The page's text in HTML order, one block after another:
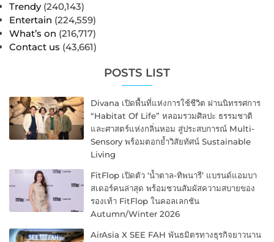
Trendy (240,143)
Entertain (224,559)
What’s on (216,717)
Contact us (43,661)
POSTS LIST
Divana เปิดพื้นที่แห่งการใช้ชีวิต ผ่านนิทรรศการ
“Habitat Of Life” หลอมรวมศิลปะ ธรรมชาติ
และศาสตร์แห่งกลิ่นหอม สู่ประสบการณ์ Multi-
Sensory พร้อมตอกย้ำวิสัยทัศน์ Sustainable
Living
FitFlop เปิดตัว ‘น้ำตาล-ทิพนารี’ แบรนด์แอมบา
สเดอร์คนล่าสุด พร้อมชวนสัมผัสความสบายของ
รองเท้า FitFlop ในคอลเลกชัน
Autumn/Winter 2026
AirAsia X SEE FAH พันธมิตรทางธุรกิจยาวนาน